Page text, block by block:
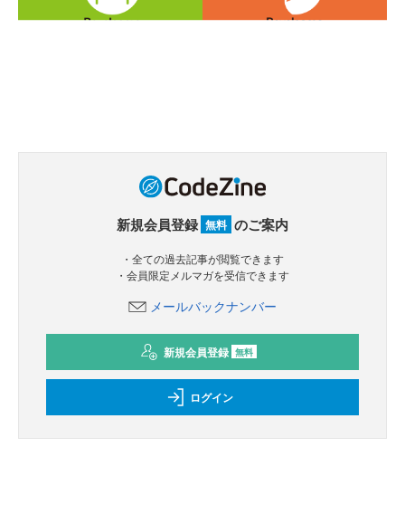
新規会員登録 無料 のご案内
・全ての過去記事が閲覧できます
・会員限定メルマガを受信できます
メールバックナンバー
新規会員登録 無料
ログイン